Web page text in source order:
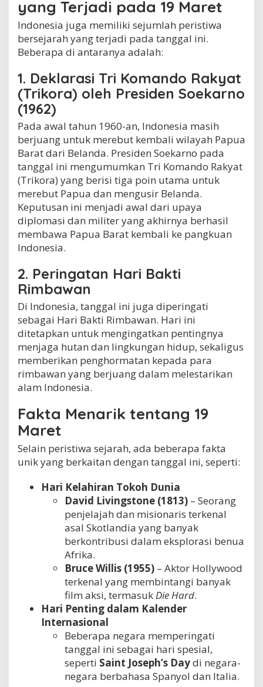
yang Terjadi pada 19 Maret
Indonesia juga memiliki sejumlah peristiwa
bersejarah yang terjadi pada tanggal ini.
Beberapa di antaranya adalah:
1. Deklarasi Tri Komando Rakyat
(Trikora) oleh Presiden Soekarno
(1962)
Pada awal tahun 1960-an, Indonesia masih
berjuang untuk merebut kembali wilayah Papua
Barat dari Belanda. Presiden Soekarno pada
tanggal ini mengumumkan Tri Komando Rakyat
(Trikora) yang berisi tiga poin utama untuk
merebut Papua dan mengusir Belanda.
Keputusan ini menjadi awal dari upaya
diplomasi dan militer yang akhirnya berhasil
membawa Papua Barat kembali ke pangkuan
Indonesia.
2. Peringatan Hari Bakti
Rimbawan
Di Indonesia, tanggal ini juga diperingati
sebagai Hari Bakti Rimbawan. Hari ini
ditetapkan untuk mengingatkan pentingnya
menjaga hutan dan lingkungan hidup, sekaligus
memberikan penghormatan kepada para
rimbawan yang berjuang dalam melestarikan
alam Indonesia.
Fakta Menarik tentang 19
Maret
Selain peristiwa sejarah, ada beberapa fakta
unik yang berkaitan dengan tanggal ini, seperti:
Hari Kelahiran Tokoh Dunia
David Livingstone (1813) – Seorang
penjelajah dan misionaris terkenal
asal Skotlandia yang banyak
berkontribusi dalam eksplorasi benua
Afrika.
Bruce Willis (1955) – Aktor Hollywood
terkenal yang membintangi banyak
film aksi, termasukDie Hard.
Hari Penting dalam Kalender
Internasional
Beberapa negara memperingati
tanggal ini sebagai hari spesial,
seperti Saint Joseph’s Daydi negara-
negara berbahasa Spanyol dan Italia.